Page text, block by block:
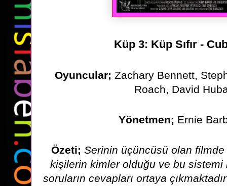
Küp 3: Küp Sıfır -
Oyuncular; Zachary Bennett,
Roach, David
Yönetmen; Ernie
Özeti; Serinin üçüncüsü olan
kişilerin kimler olduğu ve bu
soruların cevapları ortaya